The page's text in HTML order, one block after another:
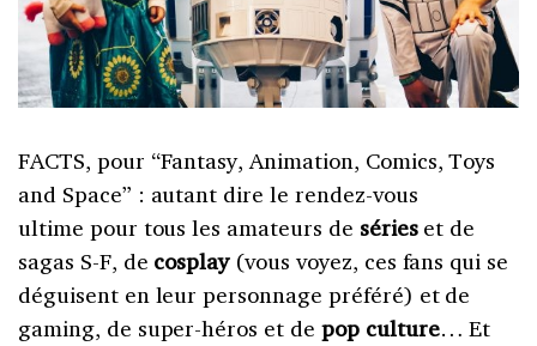
FACTS, pour “Fantasy, Animation, Comics, Toys
and Space” : autant dire le rendez-vous
ultime pour tous les amateurs de sérieset de
sagas S-F, de cosplay(vous voyez, ces fans qui se
déguisent en leur personnage préféré) et de
gaming, de super-héros et de pop culture… Et